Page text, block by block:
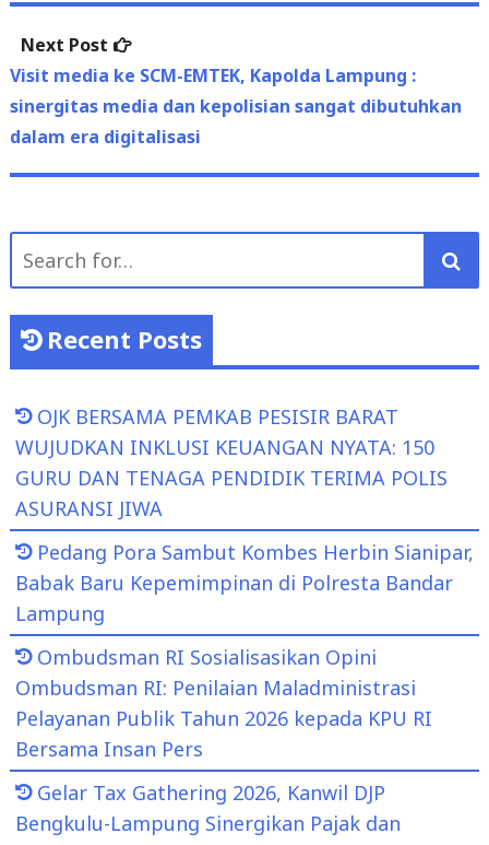
Next Post
Next
post:
Visit media ke SCM-EMTEK, Kapolda Lampung :
sinergitas media dan kepolisian sangat dibutuhkan
dalam era digitalisasi
Search
Recent Posts
OJK BERSAMA PEMKAB PESISIR BARAT
WUJUDKAN INKLUSI KEUANGAN NYATA: 150
GURU DAN TENAGA PENDIDIK TERIMA POLIS
ASURANSI JIWA
Pedang Pora Sambut Kombes Herbin Sianipar,
Babak Baru Kepemimpinan di Polresta Bandar
Lampung
Ombudsman RI Sosialisasikan Opini
Ombudsman RI: Penilaian Maladministrasi
Pelayanan Publik Tahun 2026 kepada KPU RI
Bersama Insan Pers
Gelar Tax Gathering 2026, Kanwil DJP
Bengkulu-Lampung Sinergikan Pajak dan